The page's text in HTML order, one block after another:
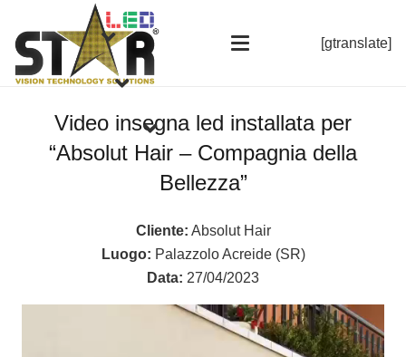
[gtranslate]
Video insegna led installata per
“Absolut Hair – Compagnia della
Bellezza”
Cliente: Absolut Hair
Luogo: Palazzolo Acreide (SR)
Data: 27/04/2023